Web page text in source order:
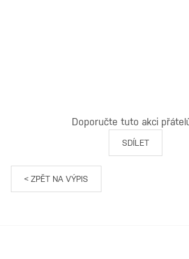
Doporučte tuto akci
SDÍLET
< ZPĚT NA VÝPIS